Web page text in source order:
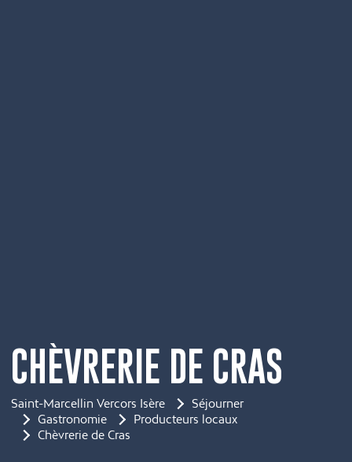
CHÈVRERIE DE CRAS
Saint-Marcellin Vercors Isère
Séjourner
Gastronomie
Producteurs locaux
Chèvrerie de Cras